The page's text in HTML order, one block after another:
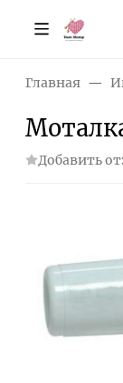
Главная
Добавить